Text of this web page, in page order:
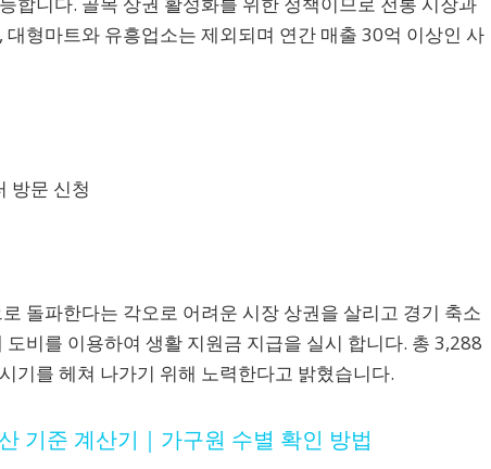
형마트와 유흥업소는 제외되며 연간 매출 30억 이상인 사
방문 신청
돌파한다는 각오로 어려운 시장 상권을 살리고 경기 축소
비를 이용하여 생활 지원금 지급을 실시 합니다. 총 3,288
기를 헤쳐 나가기 위해 노력한다고 밝혔습니다.
기준 계산기｜가구원 수별 확인 방법